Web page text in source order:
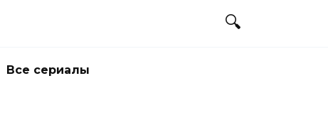
Все сериалы